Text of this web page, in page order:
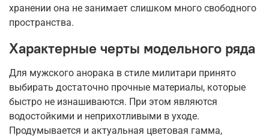
хранении она не занимает слишком много свободного
пространства.
Характерные черты модельного ряда
Для мужского анорака в стиле милитари принято
выбирать достаточно прочные материалы, которые
быстро не изнашиваются. При этом являются
водостойкими и неприхотливыми в уходе.
Продумывается и актуальная цветовая гамма,